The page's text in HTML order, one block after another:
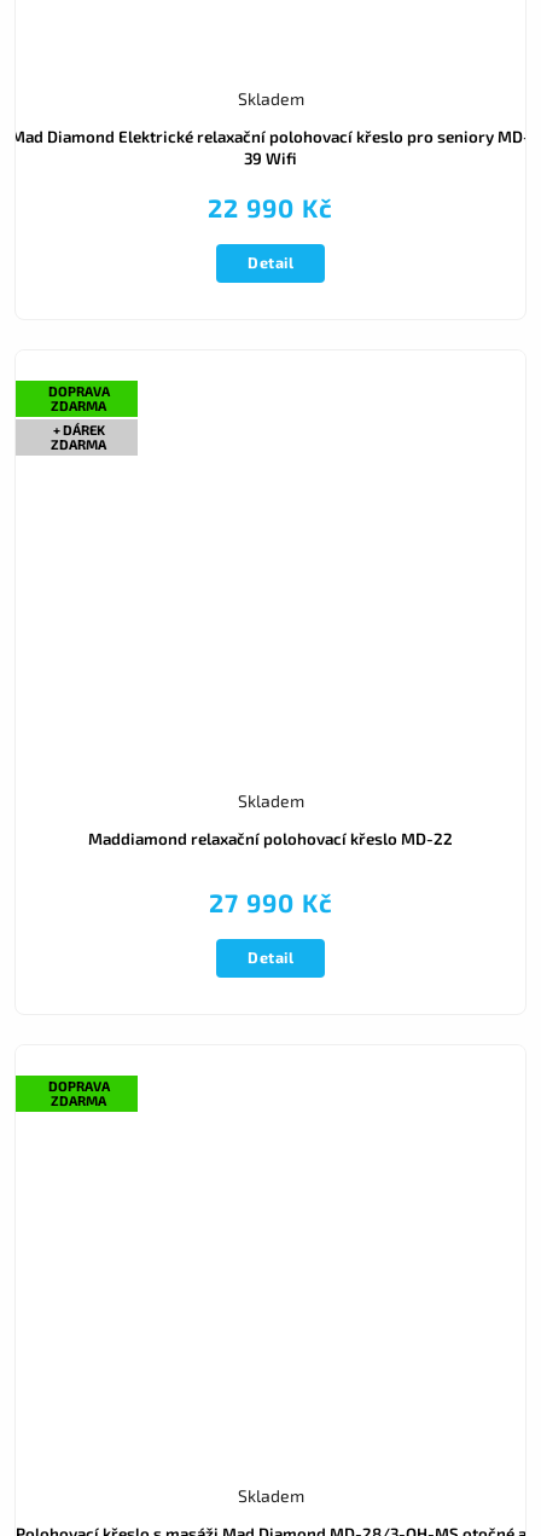
Mad Diamond Elektrické relaxační polohovací křeslo pro seniory MD-
39 Wifi
Skladem
22 990 Kč
Detail
DOPRAVA
ZDARMA
+ DÁREK
ZDARMA
Maddiamond relaxační polohovací křeslo MD-22
Skladem
27 990 Kč
Detail
DOPRAVA
ZDARMA
Skladem